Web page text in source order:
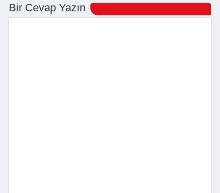
Bir Cevap Yazın